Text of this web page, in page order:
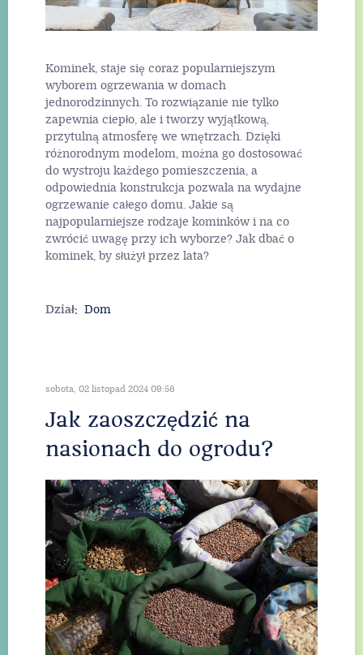
Read More
indywidualnie
zaprojektowane
staje się wizytówką
domu.Read More
Read More
Read More
Kominek, staje się coraz popularniejszym
wyborem ogrzewania w domach
jednorodzinnych. To rozwiązanie nie tylko
zapewnia ciepło, ale i tworzy wyjątkową,
przytulną atmosferę we wnętrzach. Dzięki
różnorodnym modelom, można go dostosować
do wystroju każdego pomieszczenia, a
odpowiednia konstrukcja pozwala na wydajne
ogrzewanie całego domu. Jakie są
najpopularniejsze rodzaje kominków i na co
zwrócić uwagę przy ich wyborze? Jak dbać o
kominek, by służył przez lata?
Dział: Dom
sobota, 02 listopad 2024 09:56
Jak zaoszczędzić na
nasionach do ogrodu?